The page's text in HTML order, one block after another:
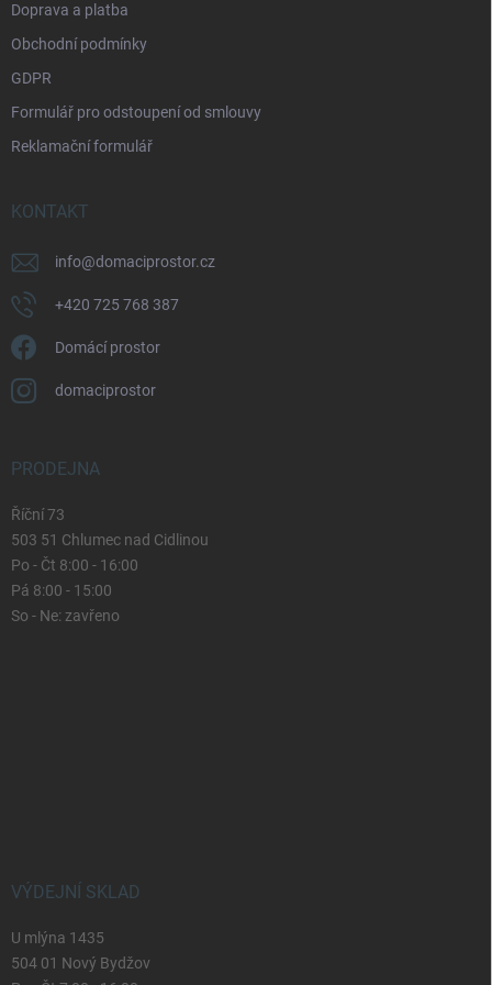
Doprava a platba
Obchodní podmínky
GDPR
Formulář pro odstoupení od smlouvy
Reklamační formulář
KONTAKT
info@domaciprostor.cz
+420 725 768 387
Domácí prostor
domaciprostor
PRODEJNA
Říční 73
503 51 Chlumec nad Cidlinou
Po - Čt 8:00 - 16:00
Pá 8:00 - 15:00
So - Ne: zavřeno
VÝDEJNÍ SKLAD
U mlýna 1435
504 01 Nový Bydžov